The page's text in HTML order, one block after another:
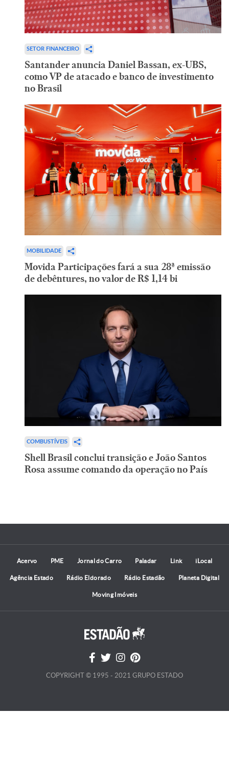
SETOR FINANCEIRO
Santander anuncia Daniel Bassan, ex-UBS,
como VP de atacado e banco de investimento
no Brasil
MOBILIDADE
Movida Participações fará a sua 28ª emissão
de debêntures, no valor de R$ 1,14 bi
COMBUSTÍVEIS
Shell Brasil conclui transição e João Santos
Rosa assume comando da operação no País
Acervo PME Jornal do Carro Paladar Link iLocal
Agência Estado Rádio Eldorado Rádio Estadão Planeta Digital
Moving Imóveis
COPYRIGHT © 1995 - 2021 GRUPO ESTADO